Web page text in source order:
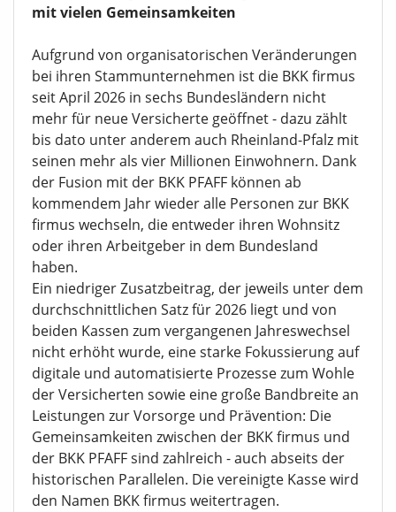
mit vielen Gemeinsamkeiten
Aufgrund von organisatorischen Veränderungen
bei ihren Stammunternehmen ist die BKK firmus
seit April 2026 in sechs Bundesländern nicht
mehr für neue Versicherte geöffnet - dazu zählt
bis dato unter anderem auch Rheinland-Pfalz mit
seinen mehr als vier Millionen Einwohnern. Dank
der Fusion mit der BKK PFAFF können ab
kommendem Jahr wieder alle Personen zur BKK
firmus wechseln, die entweder ihren Wohnsitz
oder ihren Arbeitgeber in dem Bundesland
haben.
Ein niedriger Zusatzbeitrag, der jeweils unter dem
durchschnittlichen Satz für 2026 liegt und von
beiden Kassen zum vergangenen Jahreswechsel
nicht erhöht wurde, eine starke Fokussierung auf
digitale und automatisierte Prozesse zum Wohle
der Versicherten sowie eine große Bandbreite an
Leistungen zur Vorsorge und Prävention: Die
Gemeinsamkeiten zwischen der BKK firmus und
der BKK PFAFF sind zahlreich - auch abseits der
historischen Parallelen. Die vereinigte Kasse wird
den Namen BKK firmus weitertragen.